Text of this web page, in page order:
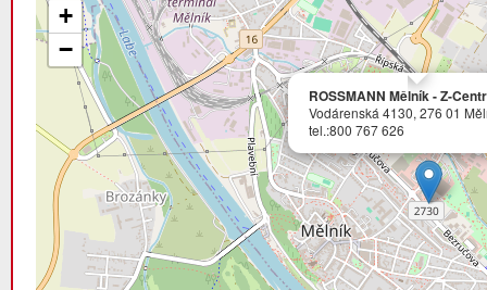
ROSSMANN Mělník - Z-
Vodárenská 4130, 276 01
tel.:800 767 626
+
−